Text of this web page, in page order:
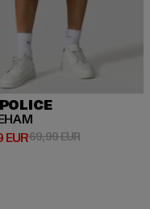
EUR Preis: 37,09 EUR
69,99 EURAktionspreis: